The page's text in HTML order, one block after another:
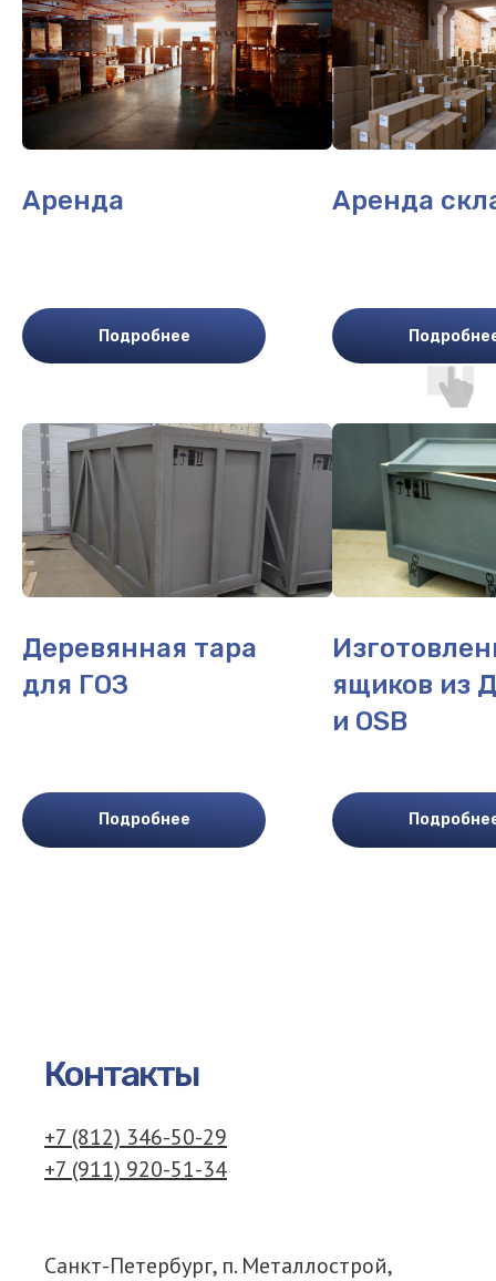
Аренда
Подробнее
Аренда
Деревянная тара
для ГОЗ
Подробнее
ящиков из
и OSB
Контакты
+7 (812) 346-50-29
+7 (911) 920-51-34
Санкт-Петербург, п. Металлострой,